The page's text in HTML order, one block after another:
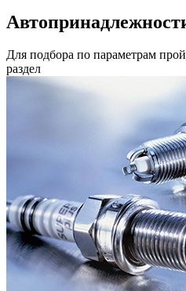
Для подбора по параметрам
раздел